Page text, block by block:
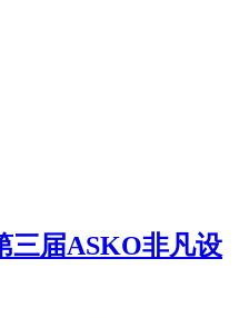
三届ASKO非凡设